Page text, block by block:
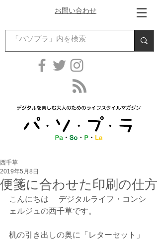
お問い合わせ
便箋に合わせた印刷の仕方
西千草
2019年5月8日
こんにちは 　デジタルライフ・コンシ
ェルジュの西千草です。
机の引き出しの奥に「レターセット」